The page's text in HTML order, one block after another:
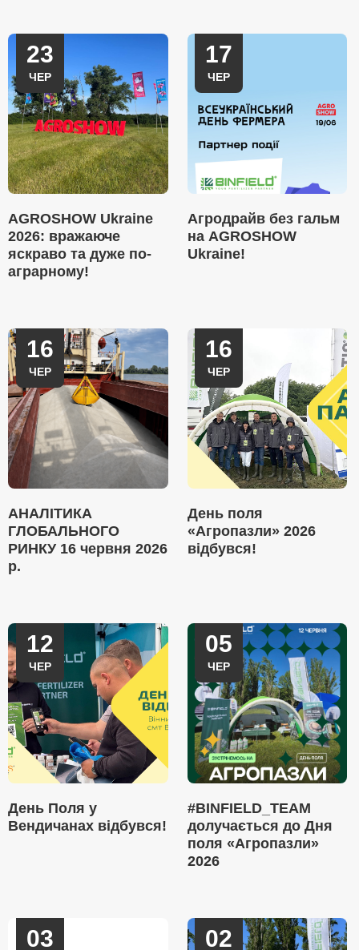
23
ЧЕР
AGROSHOW Ukraine
2026: вражаюче
яскраво та дуже по-
аграрному!
17
ЧЕР
Агродрайв без гальм
на AGROSHOW
Ukraine!
16
ЧЕР
АНАЛІТИКА
ГЛОБАЛЬНОГО
РИНКУ 16 червня 2026
р.
16
ЧЕР
День поля
«Агропазли» 2026
відбувся!
12
ЧЕР
День Поля у
Вендичанах відбувся!
05
ЧЕР
#BINFIELD_TEAM
долучається до Дня
поля «Агропазли»
2026
03 02